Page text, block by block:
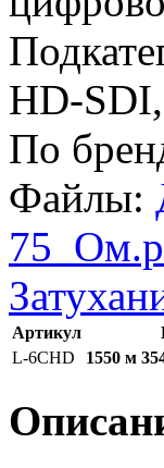
HD-
По
Файлы:
Артикул
L-6CHD
1550 м